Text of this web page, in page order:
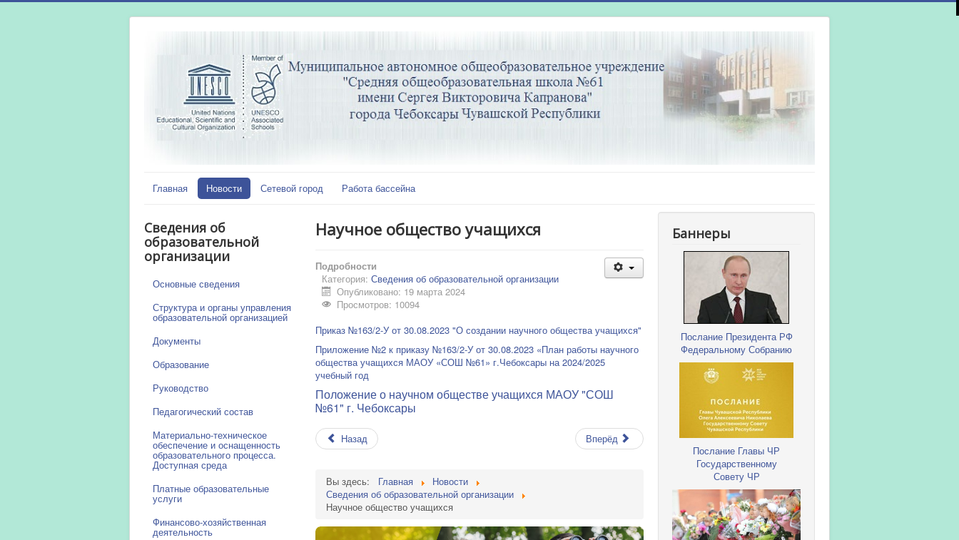
Главная Новости Сетевой город Работа бассейна
Сведения об
образовательной
организации
Основные сведения
Структура и органы управления
образовательной организацией
Документы
Образование
Руководство
Педагогический состав
Материально-техническое
обеспечение и оснащенность
образовательного процесса.
Доступная среда
Платные образовательные
услуги
Финансово-хозяйственная
деятельность
Научное общество учащихся
Подробности
Категория: Сведения об образовательной организации
Опубликовано: 19 марта 2024
Просмотров: 10094
Приказ №163/2-У от 30.08.2023 "О создании научного общества учащихся"
Приложение №2 к приказу №163/2-У от 30.08.2023 «План работы научного
общества учащихся МАОУ «СОШ №61» г.Чебоксары на 2024/2025
учебный год
Положение о научном обществе учащихся МАОУ "СОШ
№61" г. Чебоксары
Назад Вперёд
Вы здесь: Главная
Новости
Сведения об образовательной организации
Научное общество учащихся
Баннеры
Послание Президента РФ
Федеральному Собранию
Послание Главы ЧР
Государственному
Совету ЧР